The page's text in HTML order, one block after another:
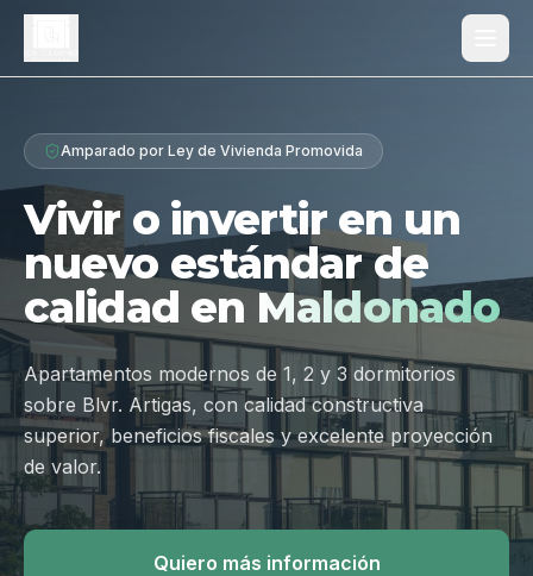
Proyecto
Diferenciales
Tipologías
Galería
Ubicación
Contacto
Hablar por WhatsApp
Amparado por Ley de Vivienda Promovida
Vivir o invertir en un
nuevo estándar de
calidad en Maldonado
Apartamentos modernos de 1, 2 y 3 dormitorios
sobre Blvr. Artigas, con calidad constructiva
superior, beneficios fiscales y excelente proyección
de valor.
Quiero más información